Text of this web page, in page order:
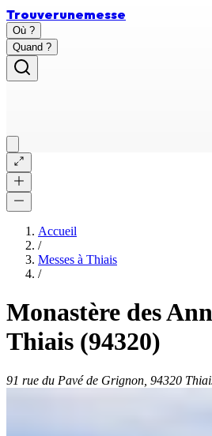
Trouverunemesse
Où ?
Quand ?
Accueil
/
Messes à Thiais
/
Monastère des
Thiais (94320)
91 rue du Pavé de Grignon, 94320